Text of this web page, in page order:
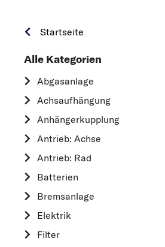
Startseite
Alle Kategorien
Abgasanlage
Achsaufhängung
Anhängerkupplung
Antrieb: Achse
Antrieb: Rad
Batterien
Bremsanlage
Elektrik
Filter